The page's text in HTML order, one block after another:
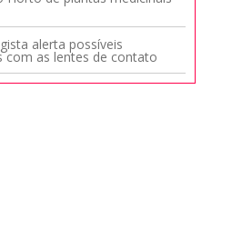
alerta possíveis
com as lentes de contato